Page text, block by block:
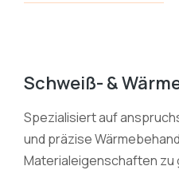
Schweiß- &
Spezialisiert auf
und präzise
Materialeigenschaften zu